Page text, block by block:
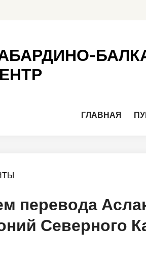
ГЛАВНАЯ
перевода
Северного